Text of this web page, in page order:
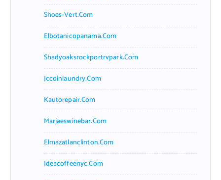
Shoes-Vert.com
Elbotanicopanama.com
Shadyoaksrockportrvpark.com
Jccoinlaundry.com
Kautorepair.com
Marjaeswinebar.com
Elmazatlanclinton.com
Ideacoffeenyc.com